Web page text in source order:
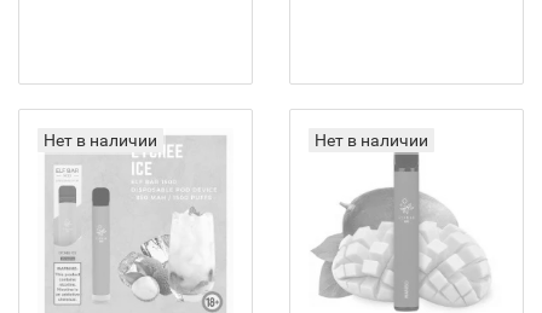
Нет в наличии Нет в наличии